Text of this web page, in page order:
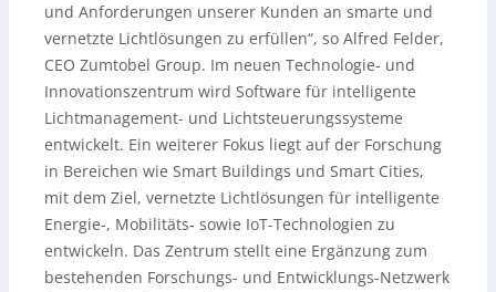
und Anforderungen unserer Kunden an smarte und
vernetzte Lichtlösungen zu erfüllen“, so Alfred Felder,
CEO Zumtobel Group. Im neuen Technologie- und
Innovationszentrum wird Software für intelligente
Lichtmanagement- und Lichtsteuerungssysteme
entwickelt. Ein weiterer Fokus liegt auf der Forschung
in Bereichen wie Smart Buildings und Smart Cities,
mit dem Ziel, vernetzte Lichtlösungen für intelligente
Energie-, Mobilitäts- sowie IoT-Technologien zu
entwickeln. Das Zentrum stellt eine Ergänzung zum
bestehenden Forschungs- und Entwicklungs-Netzwerk